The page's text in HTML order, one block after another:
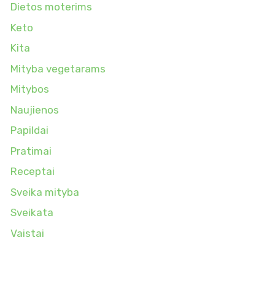
Dietos moterims
Keto
Kita
Mityba vegetarams
Mitybos
Naujienos
Papildai
Pratimai
Receptai
Sveika mityba
Sveikata
Vaistai